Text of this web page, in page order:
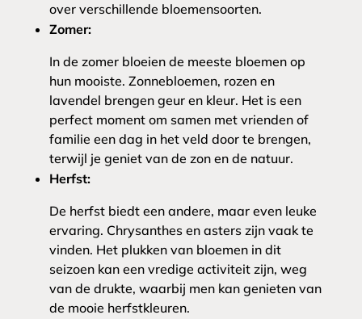
over verschillende bloemensoorten.
Zomer:
In de zomer bloeien de meeste bloemen op
hun mooiste. Zonnebloemen, rozen en
lavendel brengen geur en kleur. Het is een
perfect moment om samen met vrienden of
familie een dag in het veld door te brengen,
terwijl je geniet van de zon en de natuur.
Herfst:
De herfst biedt een andere, maar even leuke
ervaring. Chrysanthes en asters zijn vaak te
vinden. Het plukken van bloemen in dit
seizoen kan een vredige activiteit zijn, weg
van de drukte, waarbij men kan genieten van
de mooie herfstkleuren.